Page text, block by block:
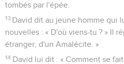
tombés par l'épée.
13 David dit au jeune homme qui
nouvelles : « D'où viens-tu ? » Il
étranger, d'un Amalécite. »
14 David lui dit : « Comment se